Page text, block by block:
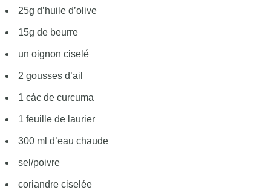
25g d’huile d’olive
15g de beurre
un oignon ciselé
2 gousses d’ail
1 càc de curcuma
1 feuille de laurier
300 ml d’eau chaude
sel/poivre
coriandre ciselée